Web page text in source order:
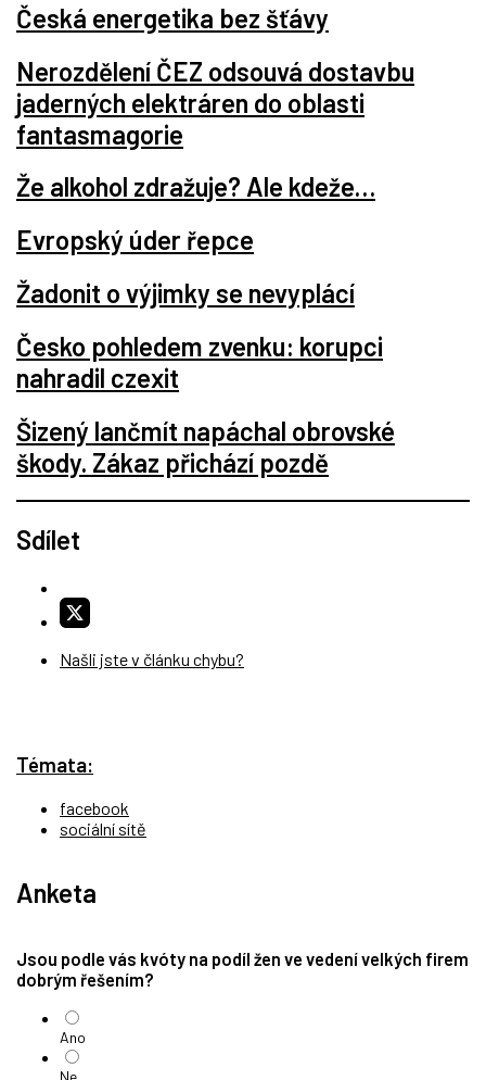
Česká energetika bez šťávy
Nerozdělení ČEZ odsouvá dostavbu
jaderných elektráren do oblasti
fantasmagorie
Že alkohol zdražuje? Ale kdeže…
Evropský úder řepce
Žadonit o výjimky se nevyplácí
Česko pohledem zvenku: korupci
nahradil czexit
Šizený lančmít napáchal obrovské
škody. Zákaz přichází pozdě
Sdílet
Našli jste v článku chybu?
Témata:
facebook
sociální sítě
Anketa
Jsou podle vás kvóty na podíl žen ve vedení velkých firem
dobrým řešením?
Ano
Ne